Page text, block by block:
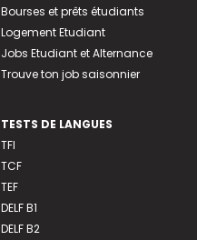
Bourses et prêts étudiants
Logement Etudiant
Jobs Etudiant et Alternance
Trouve ton job saisonnier
TESTS DE LANGUES
TFI
TCF
TEF
DELF B1
DELF B2